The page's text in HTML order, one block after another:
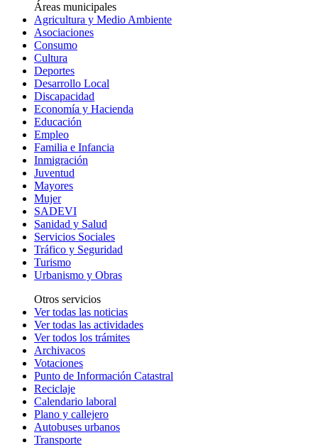
Áreas municipales
Agricultura y Medio Ambiente
Asociaciones
Consumo
Cultura
Deportes
Desarrollo Local
Discapacidad
Economía y Hacienda
Educación
Empleo
Familia e Infancia
Inmigración
Juventud
Mayores
Mujer
SADEVI
Sanidad y Salud
Servicios Sociales
Tráfico y Seguridad
Turismo
Urbanismo y Obras
Otros servicios
Ver todas las noticias
Ver todas las actividades
Ver todos los trámites
Archivacos
Votaciones
Punto de Información Catastral
Reciclaje
Calendario laboral
Plano y callejero
Autobuses urbanos
Transporte